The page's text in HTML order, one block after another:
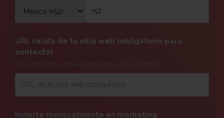
URL válida de tu sitio web (obligatorio para
contacto)
URL válida de tu sitio web (obligatorio para contacto)
Invierte mensualmente en marketing